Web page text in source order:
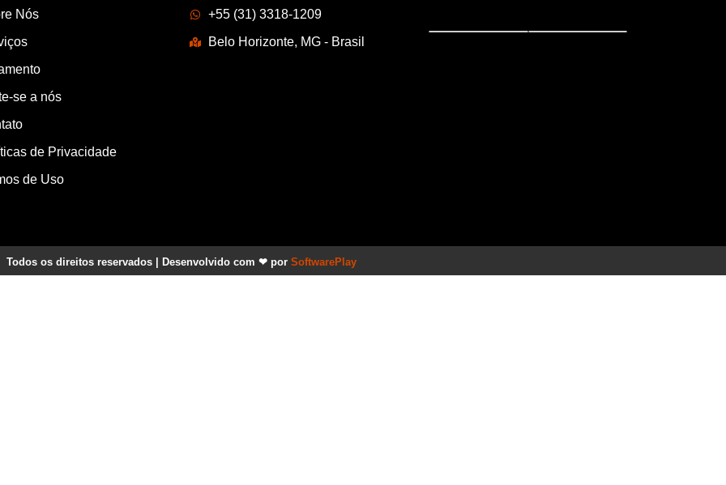
Nós
se a nós
de Privacidade
de Uso
+55 (31) 3318-1209
Belo Horizonte, MG - Brasil
Todos os direitos reservados | Desenvolvido com ❤ por SoftwarePlay